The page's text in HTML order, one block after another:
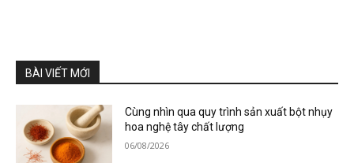
BÀI VIẾT MỚI
Cùng nhìn qua quy trình sản xuất bột nhụy
hoa nghệ tây chất lượng
06/08/2026